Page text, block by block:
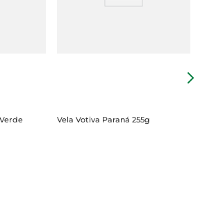
Vela Votiva Paraná 255g